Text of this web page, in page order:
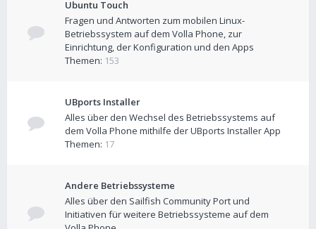
Ubuntu Touch
Fragen und Antworten zum mobilen Linux-
Betriebssystem auf dem Volla Phone, zur
Einrichtung, der Konfiguration und den Apps
Themen: 153
UBports Installer
Alles über den Wechsel des Betriebssystems auf
dem Volla Phone mithilfe der UBports Installer App
Themen: 17
Andere Betriebssysteme
Alles über den Sailfish Community Port und
Initiativen für weitere Betriebssysteme auf dem